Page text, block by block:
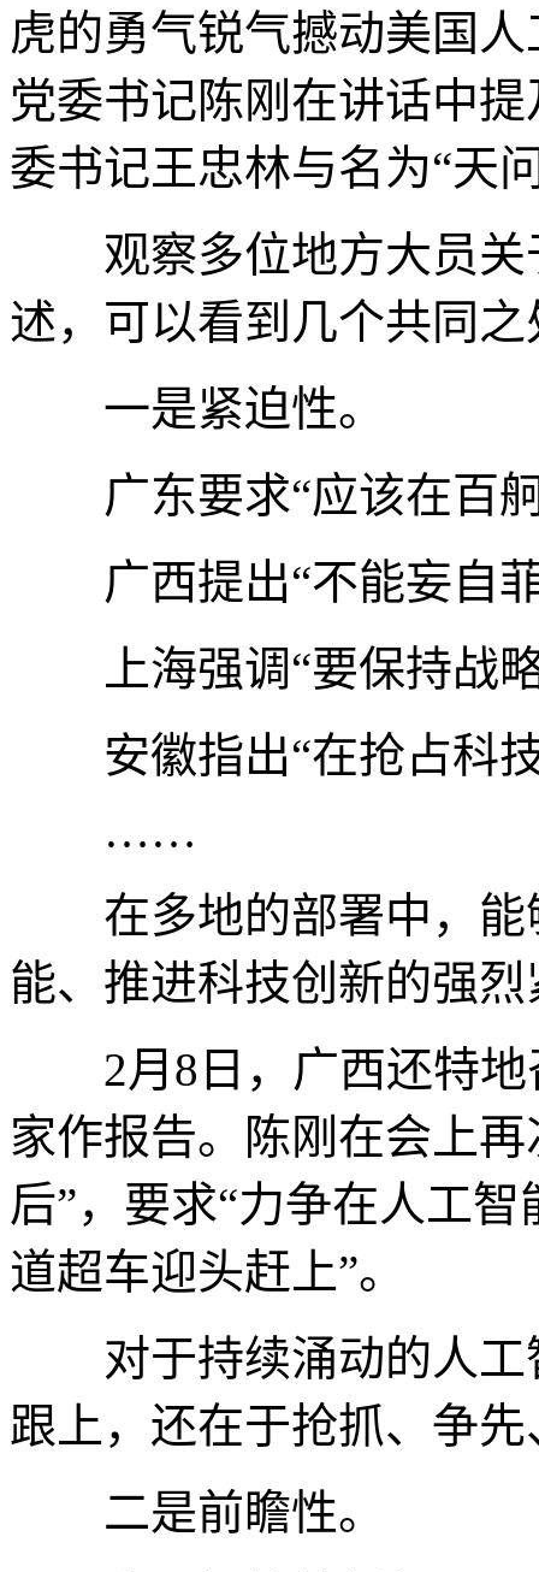
虎的勇气锐气撼动美国
党委书记陈刚在讲话中提
委书记王忠林与名为“
观察多位地方大员关
述，可以看到几个共同之
一是紧迫性。
广东要求“应该在百舸
广西提出“不能妄自菲
上海强调“要保持战略
安徽指出“在抢占科技
……
在多地的部署中，能
能、推进科技创新的强
2月8日，广西还特地
家作报告。陈刚在会上
后”，要求“力争在人工
道超车迎头赶上”。
对于持续涌动的人工
跟上，还在于抢抓、争
二是前瞻性。